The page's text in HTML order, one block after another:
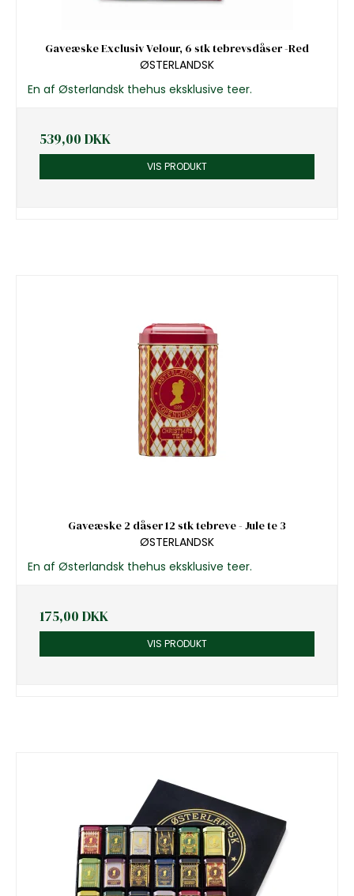
Gaveæske Exclusiv Velour, 6 stk tebrevsdåser -Red
ØSTERLANDSK
En af Østerlandsk thehus eksklusive teer.
539,00 DKK
VIS PRODUKT
Gaveæske 2 dåser 12 stk tebreve - Jule te 3
ØSTERLANDSK
En af Østerlandsk thehus eksklusive teer.
175,00 DKK
VIS PRODUKT